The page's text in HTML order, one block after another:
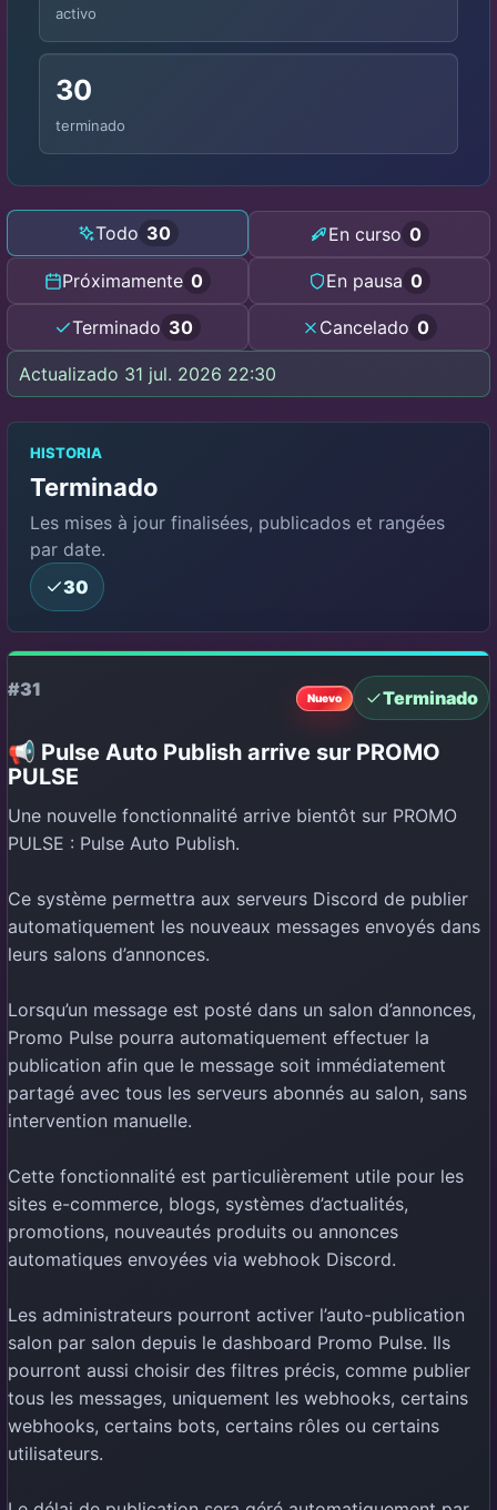
activo
30
terminado
Todo 30 En curso 0
Próximamente 0 En pausa 0
Terminado 30 Cancelado 0
Actualizado 31 jul. 2026 22:30
HISTORIA
Terminado
Les mises à jour finalisées, publicados et rangées
par date.
30
#31 Nuevo Terminado
📢 Pulse Auto Publish arrive sur PROMO
PULSE
Une nouvelle fonctionnalité arrive bientôt sur PROMO
PULSE : Pulse Auto Publish.
Ce système permettra aux serveurs Discord de publier
automatiquement les nouveaux messages envoyés dans
leurs salons d’annonces.
Lorsqu’un message est posté dans un salon d’annonces,
Promo Pulse pourra automatiquement effectuer la
publication afin que le message soit immédiatement
partagé avec tous les serveurs abonnés au salon, sans
intervention manuelle.
Cette fonctionnalité est particulièrement utile pour les
sites e-commerce, blogs, systèmes d’actualités,
promotions, nouveautés produits ou annonces
automatiques envoyées via webhook Discord.
Les administrateurs pourront activer l’auto-publication
salon par salon depuis le dashboard Promo Pulse. Ils
pourront aussi choisir des filtres précis, comme publier
tous les messages, uniquement les webhooks, certains
webhooks, certains bots, certains rôles ou certains
utilisateurs.